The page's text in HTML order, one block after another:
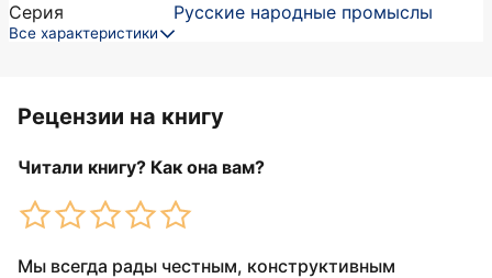
Серия
Русские народные промыслы
Все характеристики
Рецензии на книгу
Читали книгу? Как она вам?
Мы всегда рады честным, конструктивным